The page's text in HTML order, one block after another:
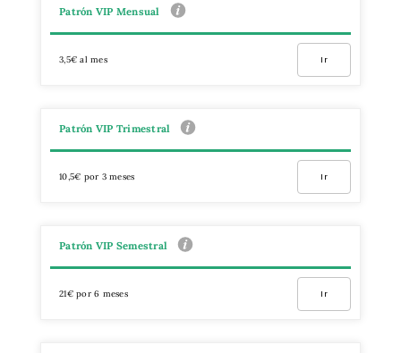
Patrón VIP Mensual
3,5€ al mes Ir
Patrón VIP Trimestral
10,5€ por 3 meses Ir
Patrón VIP Semestral
21€ por 6 meses Ir